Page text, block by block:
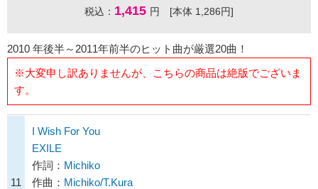
税込： 1,415 円 [本体 1,286円]
2010 年後半～2011年前半のヒット曲が厳選20曲！
※大変申し訳ありませんが、こちらの商品は絶版でございま
す。
11
I Wish For You
EXILE
作詞： Michiko
作曲： Michiko/T.Kura